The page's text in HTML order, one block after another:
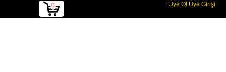
0 Üye Ol Üye Girişi